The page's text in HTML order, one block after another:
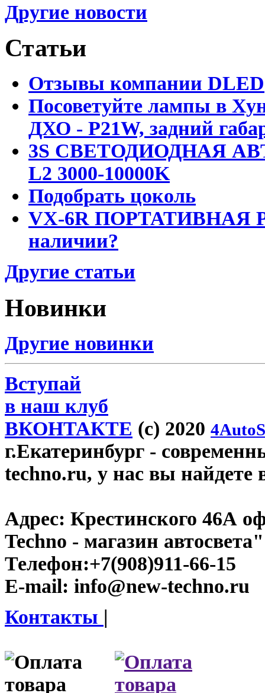
Другие новости
Статьи
Отзывы компании DLED
Посоветуйте лампы в
ДХО - P21W, задний
3S СВЕТОДИОДНАЯ
L2 3000-10000K
Подобрать цоколь
VX-6R ПОРТАТИВНАЯ
наличии?
Другие статьи
Новинки
Другие новинки
Вступай
в наш клуб
ВКОНТАКТЕ (c) 2020
г.Екатеринбург -
techno.ru, у нас вы найдете
Адрес: Крестинского 46А
Techno - магазин автосвета"
Телефон:+7(908)911-66-15
E-mail: info@new-techno.ru
Контакты |